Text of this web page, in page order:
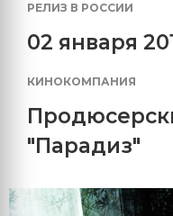
РЕЛИЗ В РОССИИ
02 января
КИНОКОМПАНИЯ
"Парадиз"